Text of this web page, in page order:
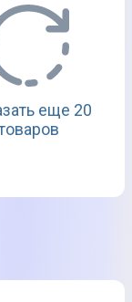
еще 20